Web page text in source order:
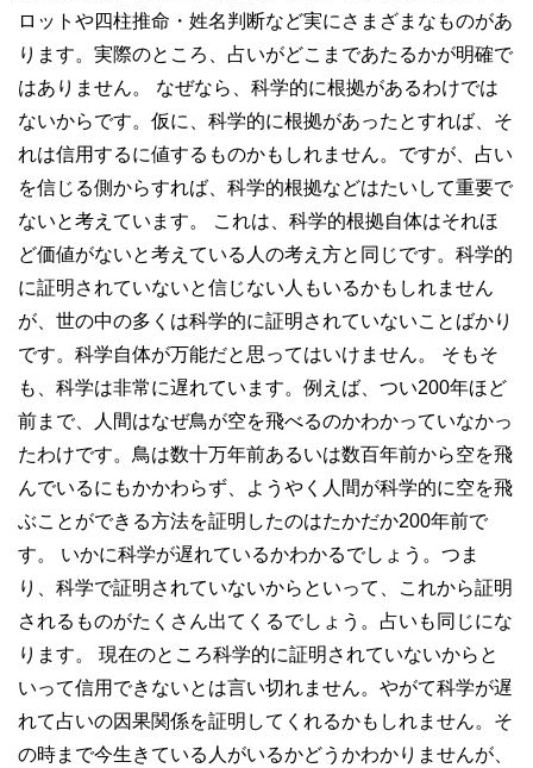
ロットや四柱推命・姓名判断など実にさまざまなものがあ
ります。実際のところ、占いがどこまであたるかが明確で
はありません。 なぜなら、科学的に根拠があるわけでは
ないからです。仮に、科学的に根拠があったとすれば、そ
れは信用するに値するものかもしれません。ですが、占い
を信じる側からすれば、科学的根拠などはたいして重要で
ないと考えています。 これは、科学的根拠自体はそれほ
ど価値がないと考えている人の考え方と同じです。科学的
に証明されていないと信じない人もいるかもしれません
が、世の中の多くは科学的に証明されていないことばかり
です。科学自体が万能だと思ってはいけません。 そもそ
も、科学は非常に遅れています。例えば、つい200年ほど
前まで、人間はなぜ鳥が空を飛べるのかわかっていなかっ
たわけです。鳥は数十万年前あるいは数百年前から空を飛
んでいるにもかかわらず、ようやく人間が科学的に空を飛
ぶことができる方法を証明したのはたかだか200年前で
す。 いかに科学が遅れているかわかるでしょう。つま
り、科学で証明されていないからといって、これから証明
されるものがたくさん出てくるでしょう。占いも同じにな
ります。 現在のところ科学的に証明されていないからと
いって信用できないとは言い切れません。やがて科学が遅
れて占いの因果関係を証明してくれるかもしれません。そ
の時まで今生きている人がいるかどうかわかりませんが、